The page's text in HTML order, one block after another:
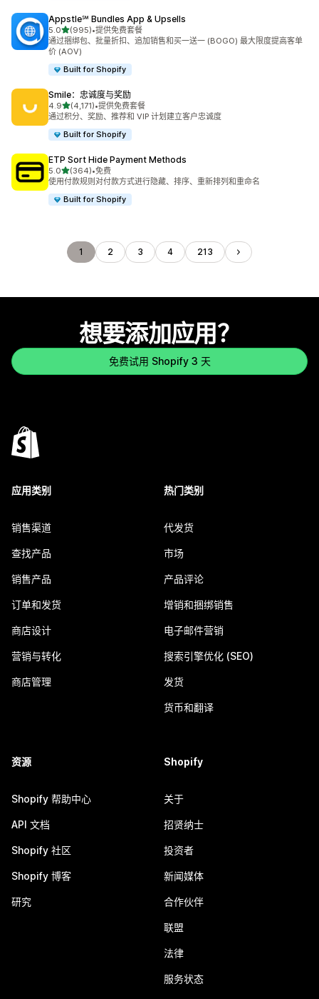
Appstle℠ Bundles App & Upsells
5.0星（满分 5 星）
(995)
总共 995 条评论
•提供免费套餐
通过捆绑包、批量折扣、追加销售和买一送一 (BOGO) 最大限度提高客单
价 (AOV)
Built for Shopify
Smile：忠诚度与奖励
4.9星（满分 5 星）
(4,171)
总共 4171 条评论
•提供免费套餐
通过积分、奖励、推荐和 VIP 计划建立客户忠诚度
Built for Shopify
ETP Sort Hide Payment Methods
5.0星（满分 5 星）
(364)
总共 364 条评论
•免费
使用付款规则对付款方式进行隐藏、排序、重新排列和重命名
Built for Shopify
1 2 3 4 213
想要添加应用？
免费试用 Shopify 3 天
应用类别
销售渠道
查找产品
销售产品
订单和发货
商店设计
营销与转化
商店管理
热门类别
代发货
市场
产品评论
增销和捆绑销售
电子邮件营销
搜索引擎优化 (SEO)
发货
货币和翻译
资源
Shopify 帮助中心
API 文档
Shopify 社区
Shopify 博客
研究
Shopify
关于
招贤纳士
投资者
新闻媒体
合作伙伴
联盟
法律
服务状态